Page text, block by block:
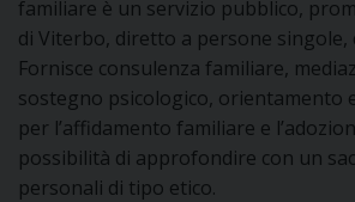
DOVE SIAMO
PRIVACY
familiare è un servizio pubblico,
di Viterbo, diretto a persone singole,
Fornisce consulenza familiare,
sostegno psicologico, orientamento
per l’affidamento familiare e
possibilità di approfondire con un
personali di tipo etico.